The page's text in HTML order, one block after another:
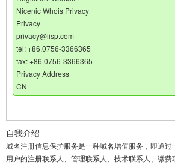
Nicenic Whois Privacy
Privacy
privacy@iisp.com
tel: +86.0756-3366365
fax: +86.0756-3366365
Privacy Address
CN
自我介绍
域名注册信息保护服务是一种域名增值服务，即通
用户的注册联系人、管理联系人、技术联系人、缴